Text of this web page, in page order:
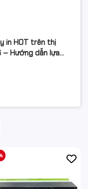
in HOT trên thị
Hướng dẫn lựa
chi tiết